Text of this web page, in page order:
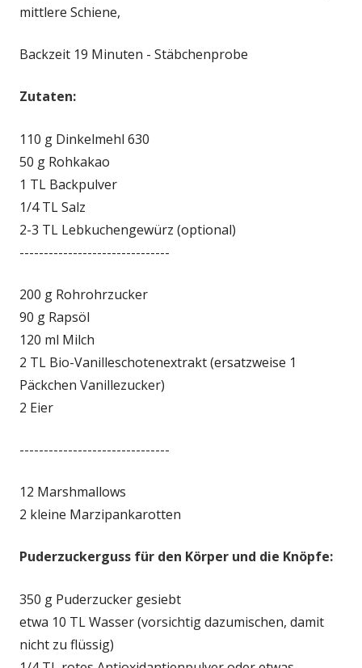
mittlere Schiene,
Backzeit 19 Minuten - Stäbchenprobe
Zutaten:
110 g Dinkelmehl 630
50 g Rohkakao
1 TL Backpulver
1/4 TL Salz
2-3 TL Lebkuchengewürz (optional)
-------------------------------
200 g Rohrohrzucker
90 g Rapsöl
120 ml Milch
2 TL Bio-Vanilleschotenextrakt (ersatzweise 1
Päckchen Vanillezucker)
2 Eier
-------------------------------
12 Marshmallows
2 kleine Marzipankarotten
Puderzuckerguss für den Körper und die Knöpfe:
350 g Puderzucker gesiebt
etwa 10 TL Wasser (vorsichtig dazumischen, damit
nicht zu flüssig)